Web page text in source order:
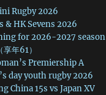
Rugby 2026
& HK Sevens 2026
for 2026-2027 season
年61）
Premiership A
day youth rugby 2026
China 15s vs Japan XV